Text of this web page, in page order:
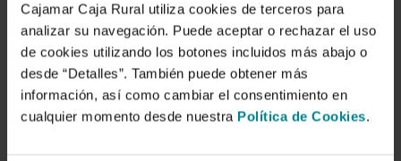
Cajamar Caja Rural utiliza cookies de terceros para
analizar su navegación. Puede aceptar o rechazar el uso
de cookies utilizando los botones incluidos más abajo o
desde “Detalles”. También puede obtener más
información, así como cambiar el consentimiento en
cualquier momento desde nuestra Política de Cookies.